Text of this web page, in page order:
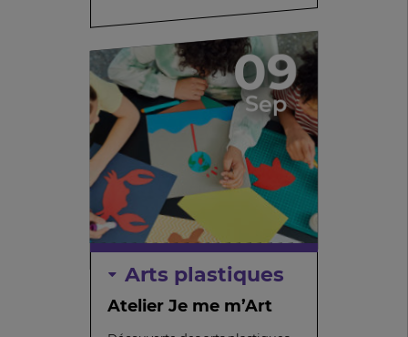
09
Sep
Arts plastiques
Atelier Je me m’Art